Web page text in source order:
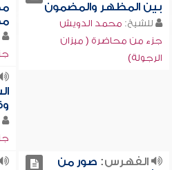
بين المظهر والمضمون
للشيخ: محمد الدويش
جزء من محاضرة ( ميزان
الرجولة)
الفهرس: صور من